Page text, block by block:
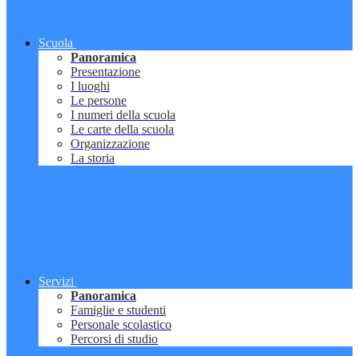
Scuola
Panoramica
Presentazione
I luoghi
Le persone
I numeri della scuola
Le carte della scuola
Organizzazione
La storia
Servizi
Panoramica
Famiglie e studenti
Personale scolastico
Percorsi di studio